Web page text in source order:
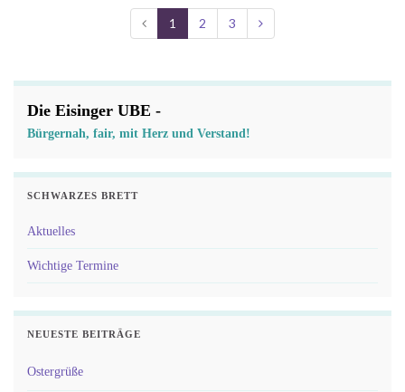
1 2 3
Die Eisinger UBE -
Bürgernah, fair, mit Herz und Verstand!
SCHWARZES BRETT
Aktuelles
Wichtige Termine
NEUESTE BEITRÄGE
Ostergrüße